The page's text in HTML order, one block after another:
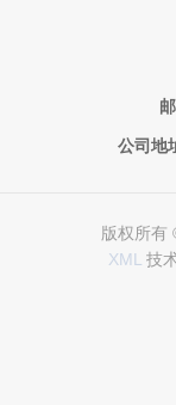
公司地
版权所有
XML 技